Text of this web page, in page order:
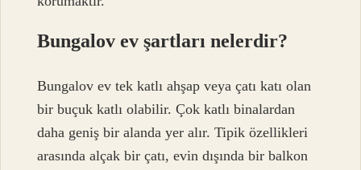
Bungalov ev şartları nelerdir?
Bungalov ev tek katlı ahşap veya çatı katı olan
bir buçuk katlı olabilir. Çok katlı binalardan
daha geniş bir alanda yer alır. Tipik özellikleri
arasında alçak bir çatı, evin dışında bir balkon